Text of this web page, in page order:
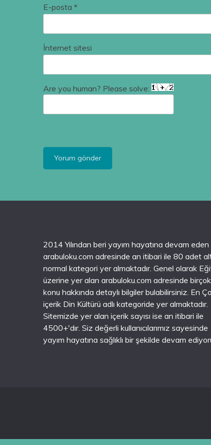
E-posta *
İnternet sitesi
Are you human? Please solve:
2014 Yılından beri yayım hayatına devam eden
arabuloku.com adresinde an itibari ile 80 adet
normal kategori yer almaktadır. Genel olarak
üzerine yer alan arabuloku.com adresinde birçok
konu hakkında detaylı bilgiler bulabilirsiniz. En
içerik Din Kültürü adlı kategoride yer almaktadır.
Sitemizde yer alan içerik sayısı ise an itibari ile
4500+'dır. Siz değerli kullanıcılarımız sayesinde
yayım hayatına sağlıklı bir şekilde devam